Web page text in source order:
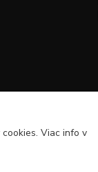
Viac info v